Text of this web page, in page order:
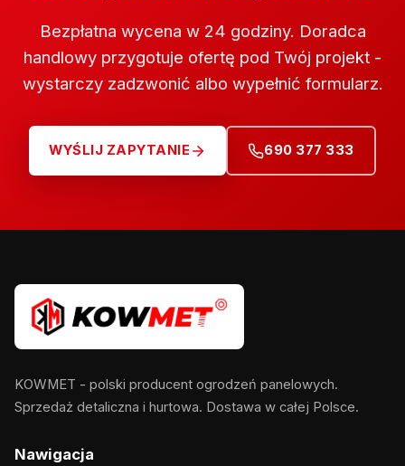
Bezpłatna wycena w 24 godziny. Doradca
handlowy przygotuje ofertę pod Twój projekt -
wystarczy zadzwonić albo wypełnić formularz.
WYŚLIJ ZAPYTANIE 690 377 333
KOWMET - polski producent ogrodzeń panelowych.
Sprzedaż detaliczna i hurtowa. Dostawa w całej Polsce.
Nawigacja